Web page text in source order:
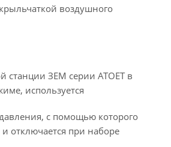
воздушного
станции ЗЕМ серии АТОЕТ в
используется
с помощью которого
отключается при наборе